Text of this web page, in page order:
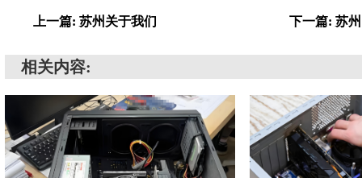
上一篇: 苏州关于我们 下一篇: 苏
相关内容: